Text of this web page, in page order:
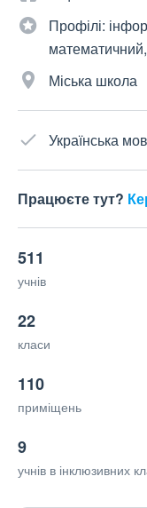
Профілі:
математичний,
Міська школа
Українська
Працюєте тут?
511
учнів
22
класи
110
приміщень
9
учнів в інклюзивних